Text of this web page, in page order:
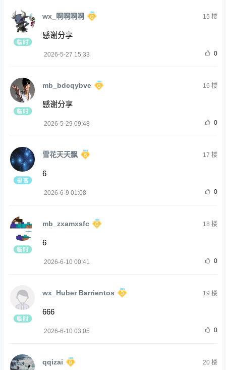
wx_啊啊啊啊 15 楼
感谢分享
2026-5-27 15:33 0
mb_bdcqybve 16 楼
感谢分享
2026-5-29 09:48 0
雪花天天飘 17 楼
6
2026-6-9 01:08 0
mb_zxamxsfc 18 楼
6
2026-6-10 00:41 0
wx_Huber Barrientos 19 楼
666
2026-6-10 03:05 0
qqizai 20楼